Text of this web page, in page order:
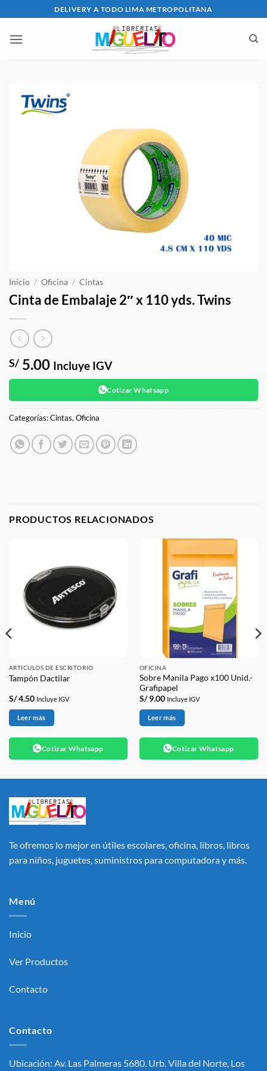
al
contenido
DELIVERY A TODO LIMA METROPOLITANA
Inicio / Oficina / Cintas
Cinta de Embalaje 2″ x 110 yds. Twins
S/ 5.00 Incluye IGV
Cotizar Whatsapp
Categorías:Cintas,Oficina
PRODUCTOS RELACIONADOS
ARTICULOS DE ESCRITORIO
Tampón Dactilar
S/4.50 Incluye IGV
Leer más
Cotizar Whatsapp
OFICINA
Sobre Manila Pago x100 Unid.-
Grafipapel
S/9.00 Incluye IGV
Leer más
Cotizar Whatsapp
Te ofremos lo mejor en útiles escolares, oficina, libros, libros
para niños, juguetes, suministros para computadora y más.
Menú
Inicio
Ver Productos
Contacto
Contacto
Ubicación: Av. Las Palmeras 5680. Urb. Villa del Norte, Los